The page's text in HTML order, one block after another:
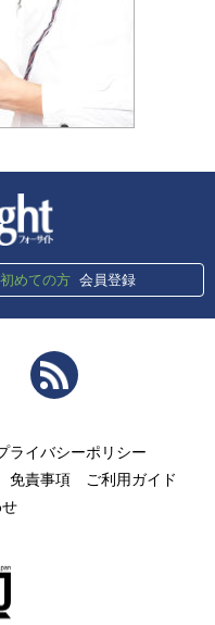
初めての方 会員登録
Twitter
ライバシーポリシー
免責事項
ご利用ガイド